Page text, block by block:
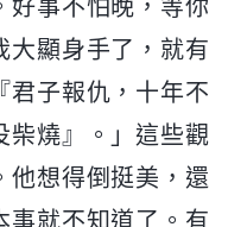
好事不怕晚，等你
大顯身手了，就有
君子報仇，十年不
柴燒』。」這些觀
他想得倒挺美，還
事就不知道了。有